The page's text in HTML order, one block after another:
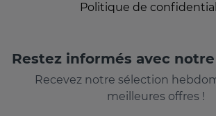
Politique de
Restez informés avec
Recevez notre sélection
meilleures offres !